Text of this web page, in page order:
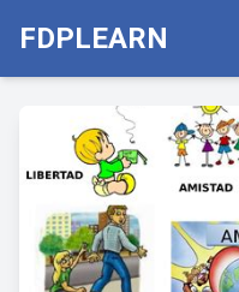
FDPLEARN